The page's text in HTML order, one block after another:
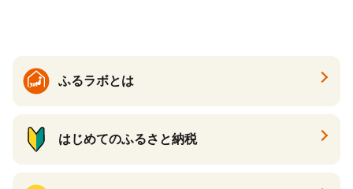
ふるラボとは
はじめてのふるさと納税